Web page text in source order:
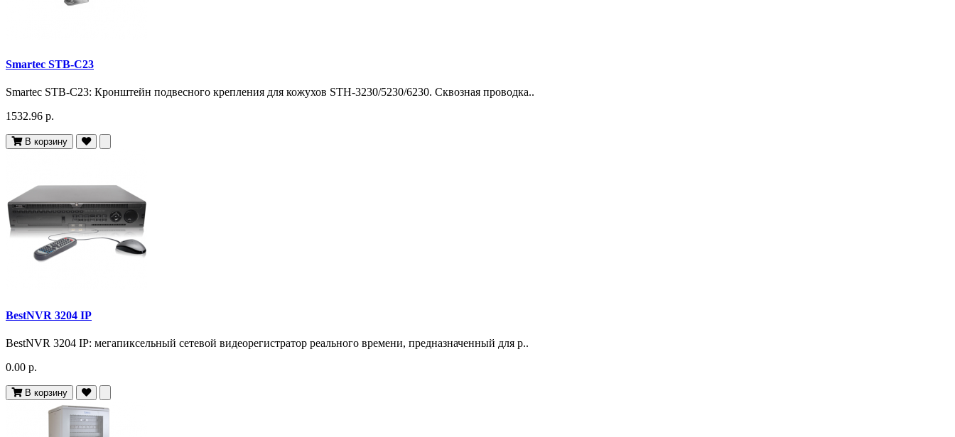
Smartec STB-C23
Smartec STB-C23: Кронштейн подвесного крепления для кожухов STH-3230/5230/6230. Сквозная проводка..
1532.96 р.
В корзину
BestNVR 3204 IP
BestNVR 3204 IP: мегапиксельный сетевой видеорегистратор реального времени, предназначенный для р..
0.00 р.
В корзину